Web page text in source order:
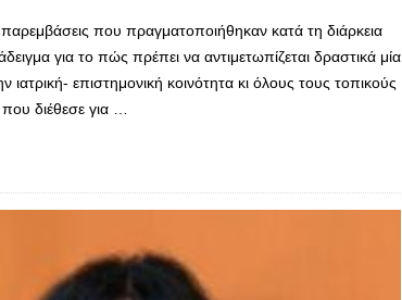
που πραγματοποιήθηκαν κατά τη διάρκεια
για το πώς πρέπει να αντιμετωπίζεται δραστικά μία
επιστημονική κοινότητα κι όλους τους τοπικούς
διέθεσε για …